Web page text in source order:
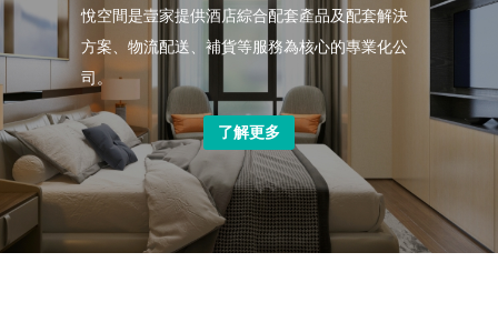
悅空間是壹家提供酒店綜合配套產品及配套解決
方案、物流配送、補貨等服務為核心的專業化公
司。
了解更多